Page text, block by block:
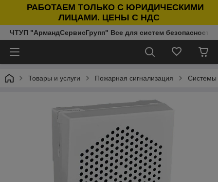
РАБОТАЕМ ТОЛЬКО С ЮРИДИЧЕСКИМИ
ЛИЦАМИ. ЦЕНЫ С НДС
ЧТУП "АрмандСервисГрупп" Все для систем безопасности
Товары и услуги Пожарная сигнализация